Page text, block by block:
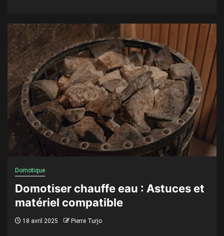
Domotique
Domotiser chauffe eau : Astuces et
matériel compatible
18 avril 2025 Pierre Turjo